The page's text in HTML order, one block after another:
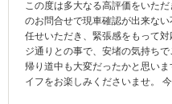
この度は多大なる高評価をいた
のお問合せで現車確認が出来な
任せいただき、緊張感をもって
ジ通りとの事で、安堵の気持ち
帰り道中も大変だったかと思い
イフをお楽しみくださいませ。